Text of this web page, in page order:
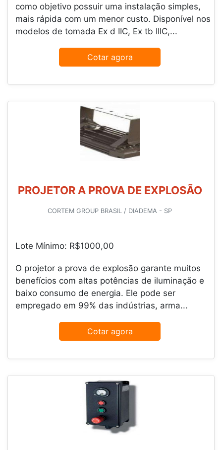
como objetivo possuir uma instalação simples,
mais rápida com um menor custo. Disponível nos
modelos de tomada Ex d IIC, Ex tb IIIC,...
Cotar agora
PROJETOR A PROVA DE EXPLOSÃO
CORTEM GROUP BRASIL / DIADEMA - SP
Lote Mínimo: R$1000,00
O projetor a prova de explosão garante muitos
benefícios com altas potências de iluminação e
baixo consumo de energia. Ele pode ser
empregado em 99% das indústrias, arma...
Cotar agora